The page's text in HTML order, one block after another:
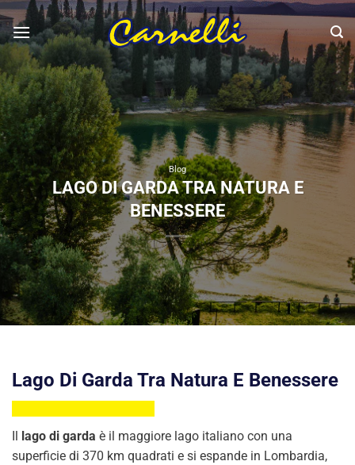
Salta
ai
contenuti
Blog
LAGO DI GARDA TRA NATURA E
BENESSERE
Lago Di Garda Tra Natura E Benessere
Il lago di garda è il maggiore lago italiano con una
superficie di 370 km quadrati e si espande in Lombardia,